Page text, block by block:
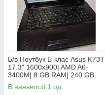
Б/в Ноутбук Б-клас Asus K73T
17.3" 1600x900| AMD A6-
3400M| 8 GB RAM| 240 GB
SSD + 500 GB HDD| Radeon
HD 6520G
В наявності 1 од.